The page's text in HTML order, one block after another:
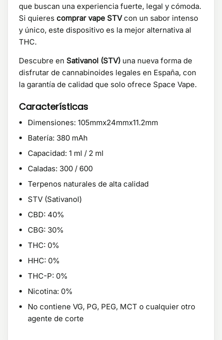
que buscan una experiencia fuerte, legal y cómoda.
Si quieres comprar vape STVcon un sabor intenso
y único, este dispositivo es la mejor alternativa al
THC.
Descubre en Sativanol (STV) una nueva forma de
disfrutar de cannabinoides legales en España, con
la garantía de calidad que solo ofrece Space Vape.
Características
Dimensiones: 105mmx24mmx11.2mm
Batería: 380 mAh
Capacidad: 1 ml / 2 ml
Caladas: 300 / 600
Terpenos naturales de alta calidad
STV (Sativanol)
CBD: 40%
CBG: 30%
THC: 0%
HHC: 0%
THC-P: 0%
Nicotina: 0%
No contiene VG, PG, PEG, MCT o cualquier otro
agente de corte